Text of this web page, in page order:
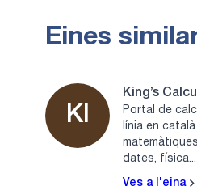
Eines
KI
King’s
Portal de
línia en
dates, física...
Ves a l'eina